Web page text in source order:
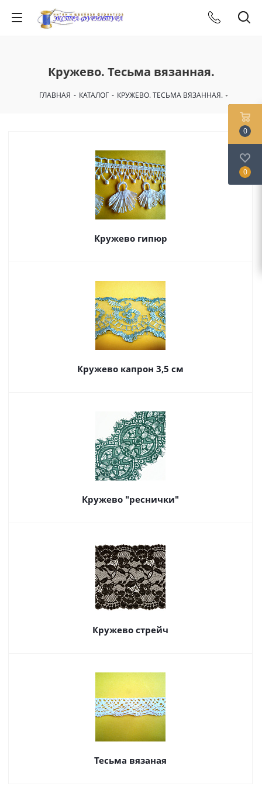
Кружево. Тесьма вязанная.
ГЛАВНАЯ - КАТАЛОГ - КРУЖЕВО. ТЕСЬМА ВЯЗАННАЯ.
Кружево гипюр
Кружево капрон 3,5 см
Кружево "реснички"
Кружево стрейч
Тесьма вязаная
0
0